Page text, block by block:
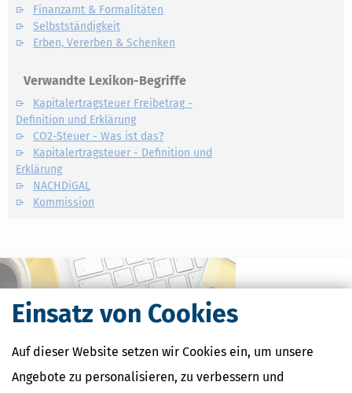
Einsatz von Cookies
Auf dieser Website setzen wir Cookies ein, um unsere
Angebote zu personalisieren, zu verbessern und
Finanzamt & Formalitäten
Selbstständigkeit
Erben, Vererben & Schenken
Verwandte Lexikon-Begriffe
Kapitalertragsteuer Freibetrag -
Definition und Erklärung
CO2-Steuer - Was ist das?
Kapitalertragsteuer - Definition und
Erklärung
NACHDiGAL
Kommission